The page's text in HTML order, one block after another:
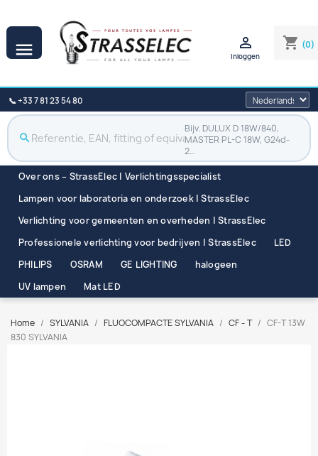
 shopping_cart (0)

Inloggen
📞 +33 7 81 23 54 80
search
Bijv. DULUX D 18W/840,
MASTER PL-C 18W, G24d-
2…
Over ons – StrassElec | Verlichtingsspecialist
Lampen voor laboratoria en onderzoek | StrassElec
Verlichting voor gemeenten en overheden | StrassElec
Professionele verlichting voor bedrijven | StrassElec
LED
PHILIPS
OSRAM GE LIGHTING
halogeen
UV lampen
Mat LED
Home SYLVANIA FLUOCOMPACTE SYLVANIA CF - T
CF-T 13W
830 SYLVANIA